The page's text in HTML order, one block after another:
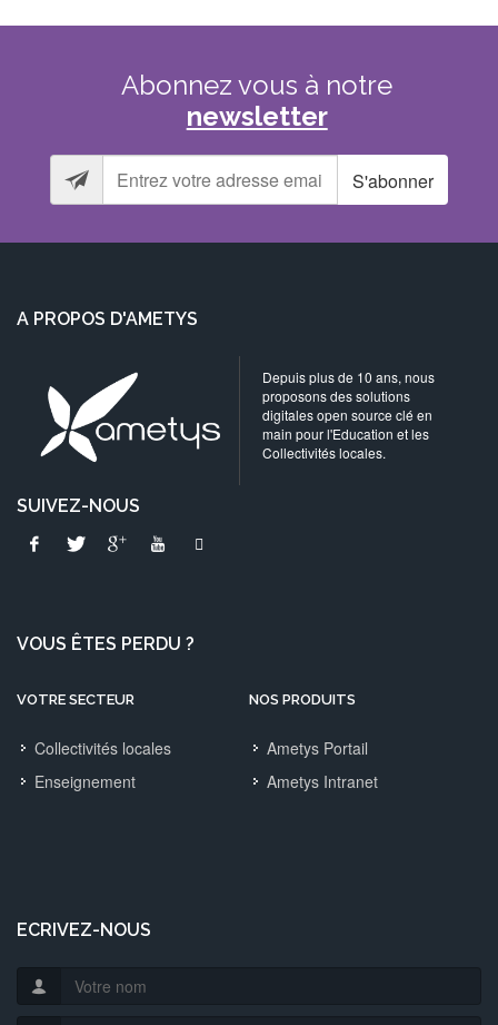
Abonnez vous à notre
newsletter
S'abonner
A PROPOS D'AMETYS
Depuis plus de 10 ans, nous
proposons des solutions
digitales open source clé en
main pour l'Education et les
Collectivités locales.
SUIVEZ-NOUS
VOUS ÊTES PERDU ?
VOTRE SECTEUR
Collectivités locales
Enseignement
NOS PRODUITS
Ametys Portail
Ametys Intranet
ECRIVEZ-NOUS